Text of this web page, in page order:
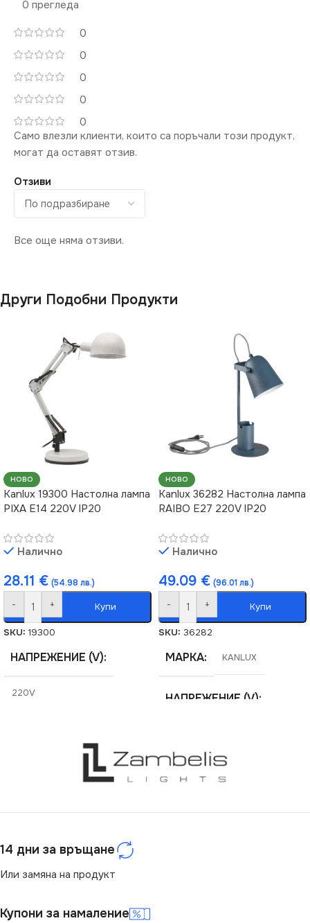
0 прегледа
0
0
0
0
0
Отзиви
Все още няма отзиви.
Само влезли клиенти, които са поръчали този продукт,
могат да оставят отзив.
Други Подобни Продукти
НОВО
Kanlux 19300 Настолна лампа
PIXA E14 220V IP20
Налично
28.11 € (54.98 лв.)
- + Купи
SKU: 19300
НАПРЕЖЕНИЕ (V)
220V
СТЕПЕН НА ЗАЩИТА
IP20
НОВО
Kanlux 36282 Настолна лампа
RAIBO E27 220V IP20
Налично
49.09 € (96.01 лв.)
- + Купи
SKU: 36282
МАРКА KANLUX
НАПРЕЖЕНИЕ (V)
ЦОКЪЛ E27
14 дни за връщане
Или замяна на продукт
Купони за намаление